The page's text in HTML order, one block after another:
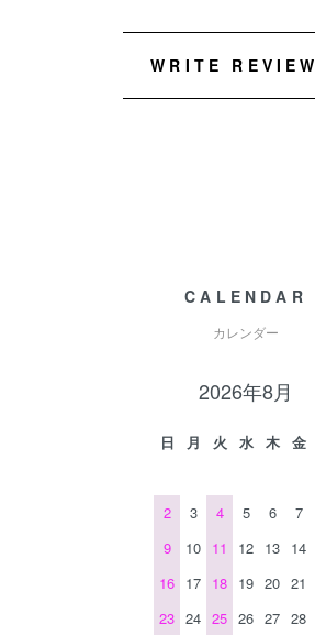
WRITE REVIEW
CALENDAR
カレンダー
2026年8月
日 月 火 水 木 金
2
3 4 5 6 7
9
10 11 12 13 14
16 17 18 19 20 21
23 24 25 26 27 28